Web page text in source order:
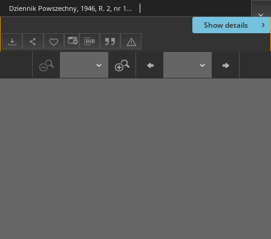
Show details
Dziennik Powszechny, 1946, R. 2, nr 151